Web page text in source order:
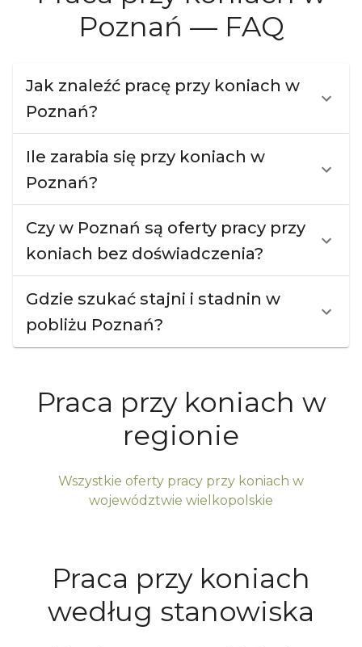
Poznań — FAQ
Jak znaleźć pracę przy koniach w
Poznań?
Ile zarabia się przy koniach w
Poznań?
Czy w Poznań są oferty pracy przy
koniach bez doświadczenia?
Gdzie szukać stajni i stadnin w
pobliżu Poznań?
Praca przy koniach w
regionie
Wszystkie oferty pracy przy koniach w
województwie wielkopolskie
Praca przy koniach
według stanowiska